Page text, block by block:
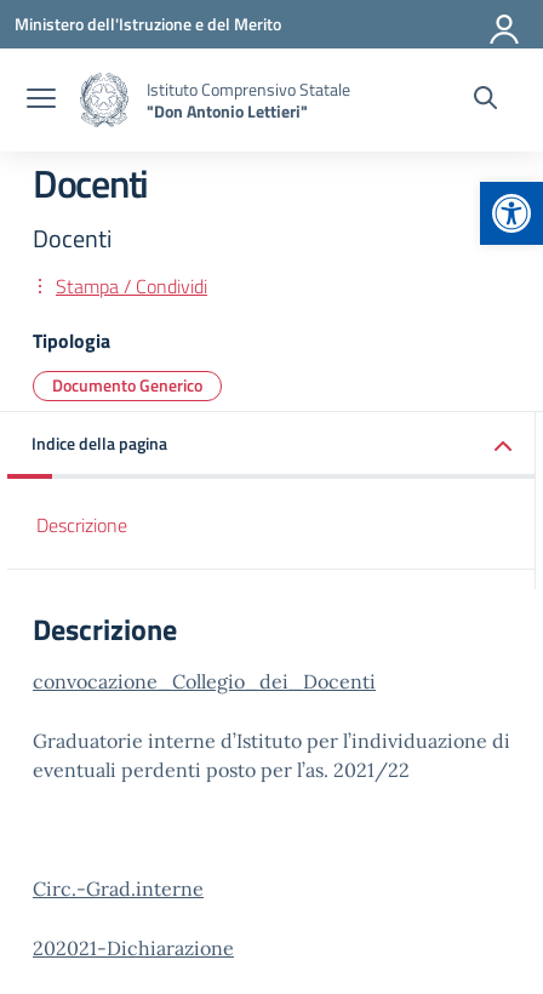
Vai ai contenuti
Vai al menu di navigazione
Vai al footer
Ministero dell'Istruzione e del Merito
Istituto Comprensivo Statale
"Don Antonio Lettieri"
Docenti
Docenti
Stampa / Condividi
Tipologia
Documento Generico
Indice della pagina
Descrizione
Descrizione
convocazione_Collegio_dei_Docenti
Graduatorie interne d’Istituto per l’individuazione di
eventuali perdenti posto per l’as. 2021/22
Circ.-Grad.interne
202021-Dichiarazione